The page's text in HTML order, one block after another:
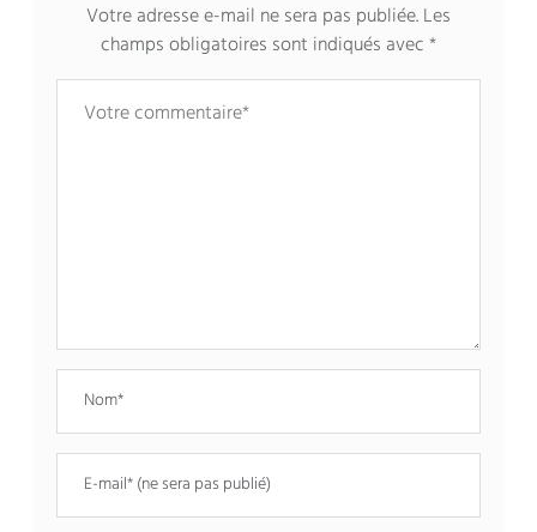
Votre adresse e-mail ne sera pas publiée.Les
champs obligatoires sont indiqués avec*